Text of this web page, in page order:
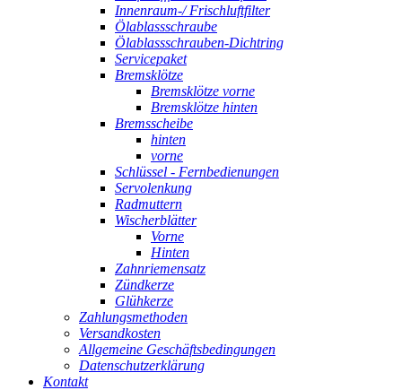
Innenraum-/ Frischluftfilter
Ölablassschraube
Ölablassschrauben-Dichtring
Servicepaket
Bremsklötze
Bremsklötze vorne
Bremsklötze hinten
Bremsscheibe
hinten
vorne
Schlüssel - Fernbedienungen
Servolenkung
Radmuttern
Wischerblätter
Vorne
Hinten
Zahnriemensatz
Zündkerze
Glühkerze
Zahlungsmethoden
Versandkosten
Allgemeine Geschäftsbedingungen
Datenschutzerklärung
Kontakt